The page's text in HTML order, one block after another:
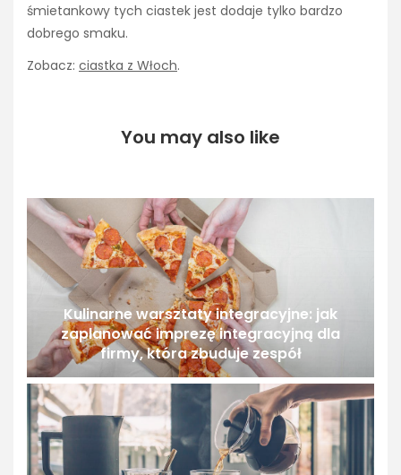
śmietankowy tych ciastek jest dodaje tylko bardzo
dobrego smaku.
Zobacz: ciastka z Włoch.
You may also like
Kulinarne warsztaty integracyjne: jak
zaplanować imprezę integracyjną dla
firmy, która zbuduje zespół